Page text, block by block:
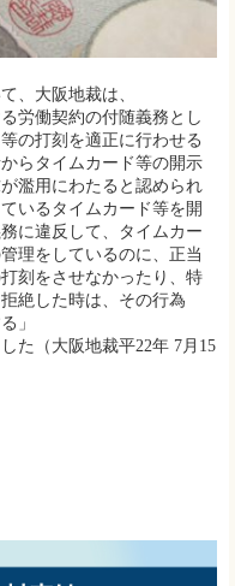
、大阪地裁は、
労働契約の付随義務とし
の打刻を適正に行わせる
らタイムカード等の開示
濫用にわたると認められ
いるタイムカード等を開
に違反して、タイムカー
理をしているのに、正当
刻をさせなかったり、特
絶した時は、その行為
」
た（大阪地裁平22年 7月15